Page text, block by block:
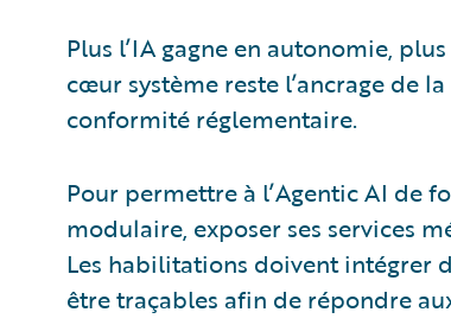
Plus l’IA gagne en autonomie,
cœur système reste l’ancrage de
conformité réglementaire.
Pour permettre à l’Agentic AI de
modulaire, exposer ses services
Les habilitations doivent intégrer
être traçables afin de répondre